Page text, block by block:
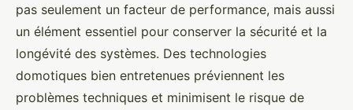
pas seulement un facteur de performance, mais aussi
un élément essentiel pour conserver la sécurité et la
longévité des systèmes. Des technologies
domotiques bien entretenues préviennent les
problèmes techniques et minimisent le risque de